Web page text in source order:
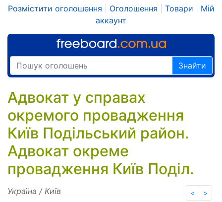
Розмістити оголошення Оголошення Товари
Мій
аккаунт
Знайти
Адвокат у справах
окремого провадження
Київ Подільський район.
Адвокат окреме
провадження Київ Поділ.
< >
Україна / Київ